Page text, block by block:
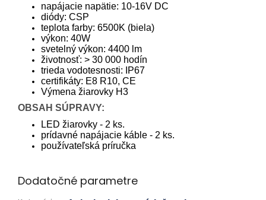
napájacie napätie: 10-16V DC
diódy: CSP
teplota farby: 6500K (biela)
výkon: 40W
svetelný výkon: 4400 lm
životnosť: > 30 000 hodín
trieda vodotesnosti: IP67
certifikáty: E8 R10, CE
Výmena žiarovky H3
OBSAH SÚPRAVY:
LED žiarovky - 2 ks.
prídavné napájacie káble - 2 ks.
používateľská príručka
Dodatočné parametre